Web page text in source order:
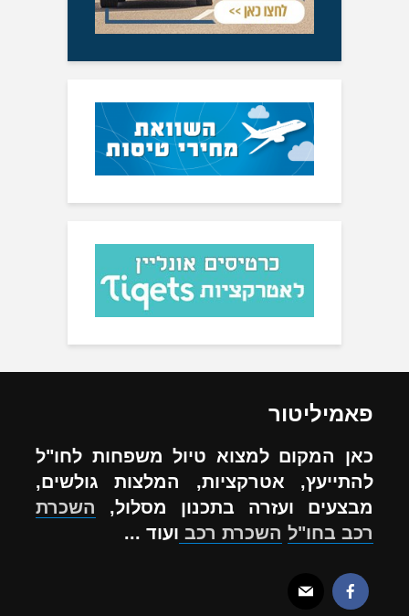
פאמיליטור
כאן המקום למצוא טיול משפחות לחו"ל
להתייעץ, אטרקציות, המלצות גולשים,
מבצעים ועזרה בתכנון מסלול, השכרת
רכב בחו"ל השכרת רכב ועוד ...